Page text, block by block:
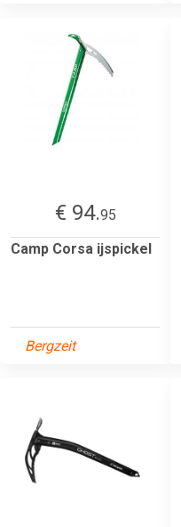
€ 94.95
Camp Corsa ijspickel
Bergzeit